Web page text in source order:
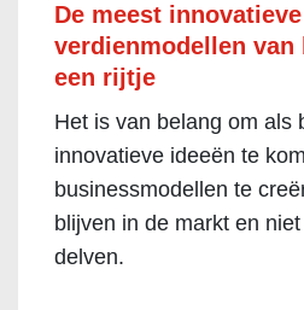
De meest innovatieve
verdienmodellen van
een rijtje
Het is van belang om als
innovatieve ideeën te
businessmodellen te
blijven in de markt en
delven.